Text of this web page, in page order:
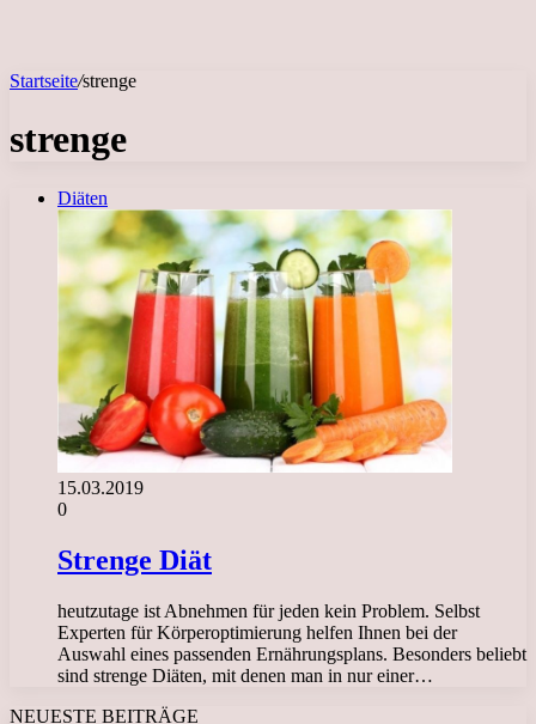
Startseite/strenge
strenge
Diäten
15.03.2019
0
Strenge Diät
heutzutage ist Abnehmen für jeden kein Problem. Selbst
Experten für Körperoptimierung helfen Ihnen bei der
Auswahl eines passenden Ernährungsplans. Besonders beliebt
sind strenge Diäten, mit denen man in nur einer…
NEUESTE BEITRÄGE